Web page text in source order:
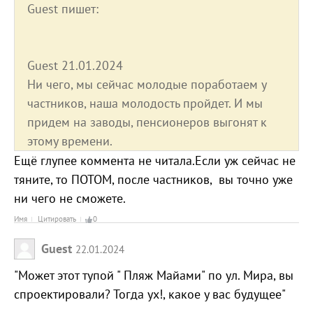
Guest пишет:
Guest 21.01.2024
Ни чего, мы сейчас молодые поработаем у
частников, наша молодость пройдет. И мы
придем на заводы, пенсионеров выгонят к
этому времени.
Ещё глупее коммента не читала.Если уж сейчас не
тяните, то ПОТОМ, после частников, вы точно уже
ни чего не сможете.
Имя Цитировать 0
Guest 22.01.2024
"Может этот тупой " Пляж Майами" по ул. Мира, вы
спроектировали? Тогда ух!, какое у вас будущее"